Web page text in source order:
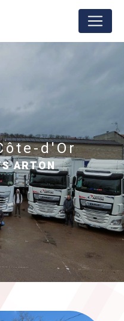
d'Or
ARTON